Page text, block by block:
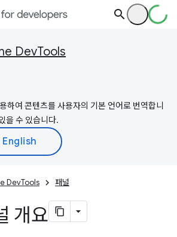
DevTools
하여 콘텐츠를 사용자의 기본 언어로 번역합니
을 수 있습니다.
DevTools 패널
개요